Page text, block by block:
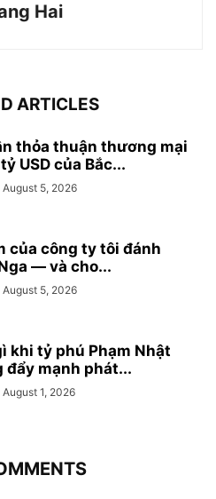
Hai
ARTICLES
thỏa thuận thương mại
USD của Bắc...
August 5, 2026
của công ty tôi đánh
— và cho...
August 5, 2026
khi tỷ phú Phạm Nhật
đẩy mạnh phát...
August 1, 2026